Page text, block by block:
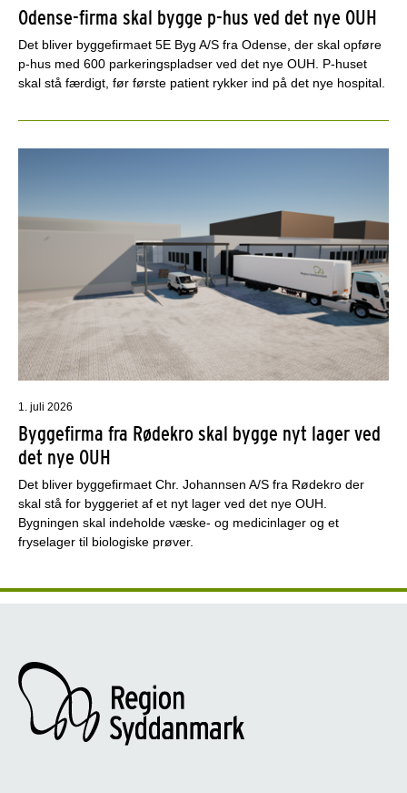
Odense-firma skal bygge p-hus ved det nye OUH
Det bliver byggefirmaet 5E Byg A/S fra Odense, der skal opføre
p-hus med 600 parkeringspladser ved det nye OUH. P-huset
skal stå færdigt, før første patient rykker ind på det nye hospital.
1. juli 2026
Byggefirma fra Rødekro skal bygge nyt lager ved
det nye OUH
Det bliver byggefirmaet Chr. Johannsen A/S fra Rødekro der
skal stå for byggeriet af et nyt lager ved det nye OUH.
Bygningen skal indeholde væske- og medicinlager og et
fryselager til biologiske prøver.